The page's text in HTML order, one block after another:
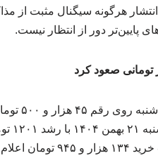
هرگونه سیگنال مثبت از
پایین‌تر دور از انتظار نیست.